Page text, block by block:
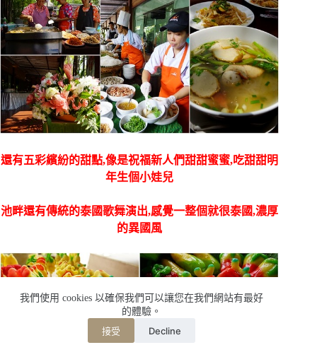
我們使用 cookies 以確保我們可以讓您在我們網站有最好
的體驗。
接受 Decline
還有五彩繽紛的甜點,像是祝福新人們甜甜蜜蜜,吃甜甜明
年生個小娃兒
池畔還有傳統的泰國歌舞演出,感覺一整個就很泰國,濃厚
的異國風